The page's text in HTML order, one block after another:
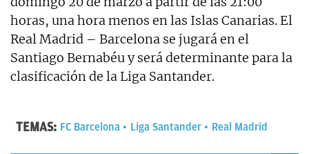
horas, una hora menos en las Islas Canarias. El
Real Madrid – Barcelona se jugará en el
Santiago Bernabéu y será determinante para la
clasificación de la Liga Santander.
TEMAS: FC Barcelona Liga Santander Real Madrid